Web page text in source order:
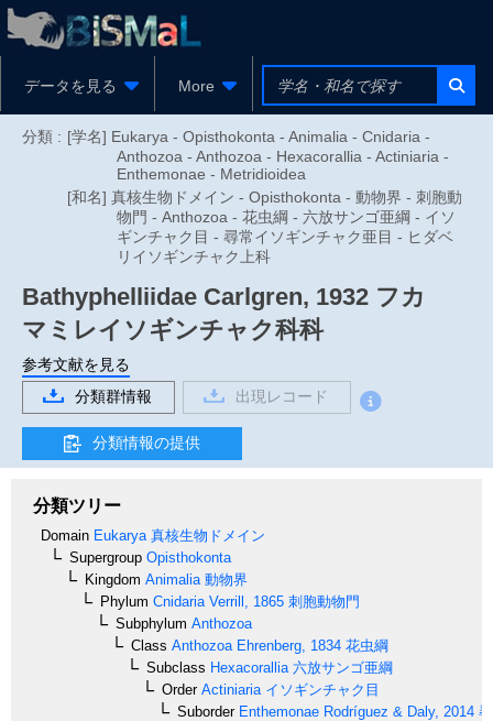
データを見る More
分類 : [学名] Eukarya - Opisthokonta - Animalia - Cnidaria -
Anthozoa - Anthozoa - Hexacorallia - Actiniaria -
Enthemonae - Metridioidea
[和名] 真核生物ドメイン - Opisthokonta - 動物界 - 刺胞動
物門 - Anthozoa - 花虫綱 - 六放サンゴ亜綱 - イソ
ギンチャク目 - 尋常イソギンチャク亜目 - ヒダベ
リイソギンチャク上科
Bathyphelliidae Carlgren, 1932 フカ
マミレイソギンチャク科科
参考文献を見る
分類群情報
出現レコード
分類情報の提供
分類ツリー
Domain Eukarya 真核生物ドメイン
Supergroup Opisthokonta
Kingdom Animalia 動物界
Phylum Cnidaria Verrill, 1865 刺胞動物門
Subphylum Anthozoa
Class Anthozoa Ehrenberg, 1834 花虫綱
Subclass Hexacorallia 六放サンゴ亜綱
OrderActiniaria イソギンチャク目
SuborderEnthemonae Rodríguez & Daly, 2014